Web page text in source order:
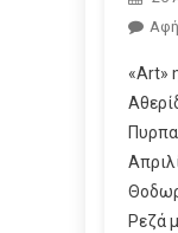
«Art»
Ρεζά